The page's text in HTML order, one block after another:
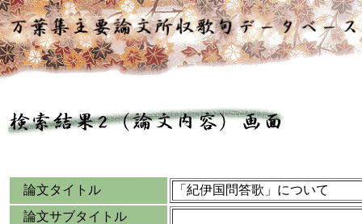
論文タイトル
「紀伊国問答歌」について
論文サブタイトル